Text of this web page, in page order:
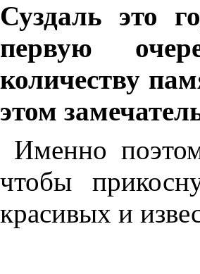
Суздаль это
первую
количеству
этом
Именно
чтобы
красивых и